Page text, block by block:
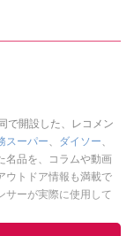
で開設した、レコメン
スーパー、 ダイソー、
名品を、コラムや動画
ウトドア情報も満載で
サーが実際に使用して